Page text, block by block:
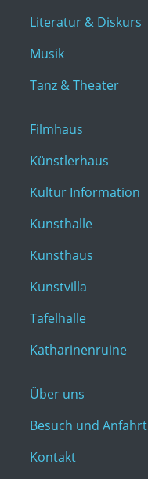
Literatur & Diskurs
Musik
Tanz & Theater
Filmhaus
Künstlerhaus
Kultur Information
Kunsthalle
Kunsthaus
Kunstvilla
Tafelhalle
Katharinenruine
Über uns
Besuch und Anfahrt
Kontakt